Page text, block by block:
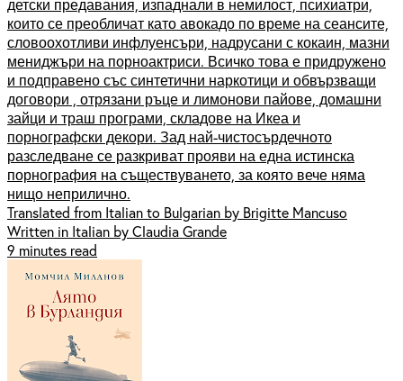
детски предавания, изпаднали в немилост, психиатри,
които се преобличат като авокадо по време на сеансите,
словоохотливи инфлуенсъри, надрусани с кокаин, мазни
мениджъри на порноактриси. Всичко това е придружено
и подправено със синтетични наркотици и обвързващи
договори , отрязани ръце и лимонови пайове, домашни
зайци и траш програми, складове на Икеа и
порнографски декори. Зад най-чистосърдечното
разследване се разкриват прояви на една истинска
порнография на съществуването, за която вече няма
нищо неприлично.
Translated from Italian to Bulgarian by Brigitte Mancuso
Written in Italian by Claudia Grande
9 minutes read